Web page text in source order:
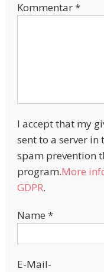
Kommentar*
I accept that my
sent to a server in
spam prevention
program.More
GDPR.
Name *
E-Mail-